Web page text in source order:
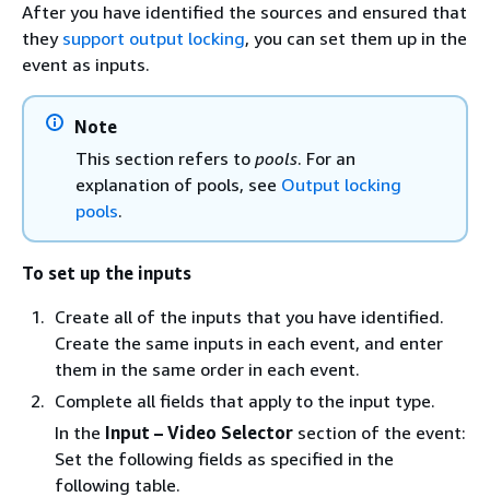
After you have identified the sources and ensured that
they support output locking, you can set them up in the
event as inputs.
Note
This section refers to pools. For an
explanation of pools, see Output locking
pools.
To set up the inputs
Create all of the inputs that you have identified.
Create the same inputs in each event, and enter
them in the same order in each event.
Complete all fields that apply to the input type.
In the Input – Video Selector section of the event:
Set the following fields as specified in the
following table.